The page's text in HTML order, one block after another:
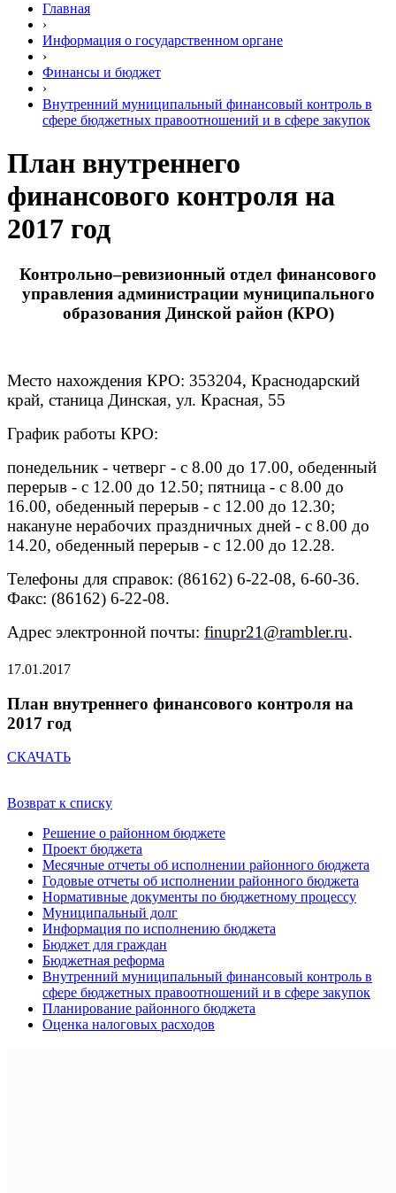
Главная
›
Информация о государственном органе
›
Финансы и бюджет
›
Внутренний муниципальный финансовый контроль в
сфере бюджетных правоотношений и в сфере закупок
План внутреннего
финансового контроля на
2017 год
Контрольно–ревизионный отдел финансового
управления администрации муниципального
образования Динской район (КРО)
Место нахождения КРО: 353204, Краснодарский
край, станица Динская, ул. Красная, 55
График работы КРО:
понедельник - четверг - с 8.00 до 17.00, обеденный
перерыв - с 12.00 до 12.50; пятница - с 8.00 до
16.00, обеденный перерыв - с 12.00 до 12.30;
накануне нерабочих праздничных дней - с 8.00 до
14.20, обеденный перерыв - с 12.00 до 12.28.
Телефоны для справок: (86162) 6-22-08, 6-60-36.
Факс: (86162) 6-22-08.
Адрес электронной почты: finupr21@rambler.ru.
17.01.2017
План внутреннего финансового контроля на
2017 год
СКАЧАТЬ
Возврат к списку
Решение о районном бюджете
Проект бюджета
Месячные отчеты об исполнении районного бюджета
Годовые отчеты об исполнении районного бюджета
Нормативные документы по бюджетному процессу
Муниципальный долг
Информация по исполнению бюджета
Бюджет для граждан
Бюджетная реформа
Внутренний муниципальный финансовый контроль в
сфере бюджетных правоотношений и в сфере закупок
Планирование районного бюджета
Оценка налоговых расходов